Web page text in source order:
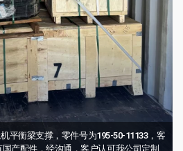
平衡梁支撑，零件号为195-50-11133，客
产配件，经沟通，客户认可我公司定制